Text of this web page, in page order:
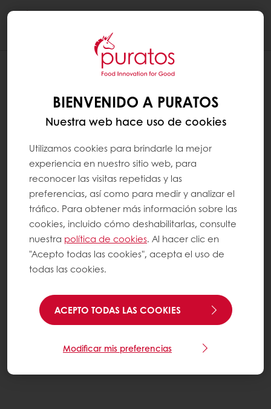
BIENVENIDO A PURATOS
Nuestra web hace uso de cookies
Utilizamos cookies para brindarle la mejor
experiencia en nuestro sitio web, para
reconocer las visitas repetidas y las
preferencias, así como para medir y analizar el
tráfico. Para obtener más información sobre las
cookies, incluido cómo deshabilitarlas, consulte
nuestra política de cookies. Al hacer clic en
"Acepto todas las cookies", acepta el uso de
todas las cookies.
ACEPTO TODAS LAS COOKIES
Modificar mis preferencias